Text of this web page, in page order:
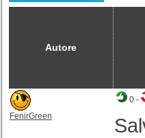
Autore
FenirGreen
0 -